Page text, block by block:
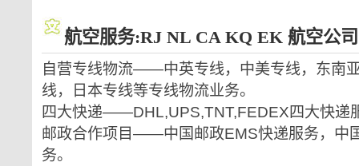
航空服务:RJ NL CA KQ EK 航空公司
自营专线物流——中英专线，中美专线，东南
线，日本专线等专线物流业务。
四大快递——DHL,UPS,TNT,FEDEX四大快递
邮政合作项目——中国邮政EMS快递服务，中
务。